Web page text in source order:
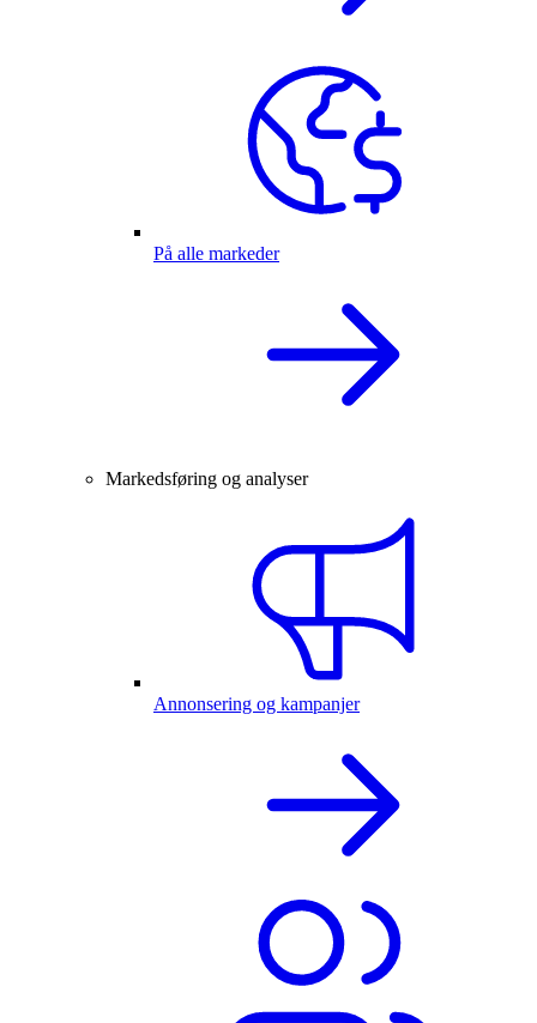
På alle markeder
Markedsføring og analyser
Annonsering og kampanjer